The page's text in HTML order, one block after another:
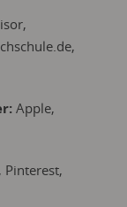
Apple,